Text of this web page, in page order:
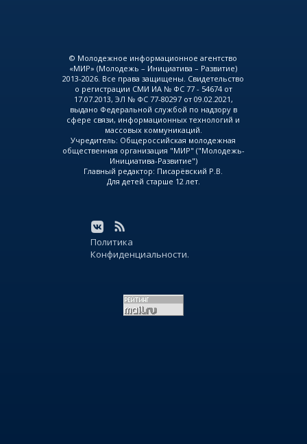
© Молодежное информационное агентство
«МИР» (Молодежь – Инициатива – Развитие)
2013-2026. Все права защищены. Свидетельство
о регистрации СМИ ИА № ФС 77 - 54674 от
17.07.2013, ЭЛ № ФС 77-80297 от 09.02.2021,
выдано Федеральной службой по надзору в
сфере связи, информационных технологий и
массовых коммуникаций.
Учредитель: Общероссийская молодежная
общественная организация "МИР" ("Молодежь-
Инициатива-Развитие")
Главный редактор: Писарёвский Р.В.
Для детей старше 12 лет.
Политика
Конфиденциальности.